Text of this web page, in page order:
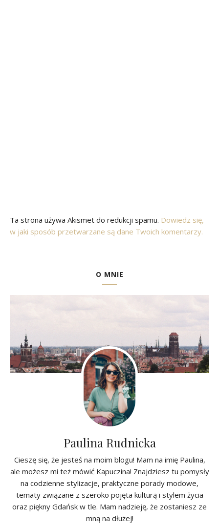
Ta strona używa Akismet do redukcji spamu. Dowiedz się,
w jaki sposób przetwarzane są dane Twoich komentarzy.
O MNIE
Paulina Rudnicka
Cieszę się, że jesteś na moim blogu! Mam na imię Paulina,
ale możesz mi też mówić Kapuczina! Znajdziesz tu pomysły
na codzienne stylizacje, praktyczne porady modowe,
tematy związane z szeroko pojęta kulturą i stylem życia
oraz piękny Gdańsk w tle. Mam nadzieję, że zostaniesz ze
mną na dłużej!